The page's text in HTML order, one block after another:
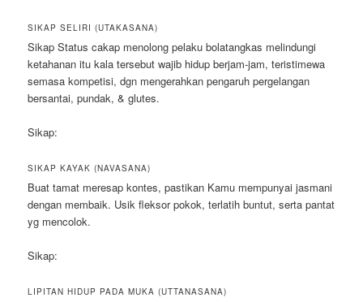
SIKAP SELIRI (UTAKASANA)
Sikap Status cakap menolong pelaku bolatangkas melindungi
ketahanan itu kala tersebut wajib hidup berjam-jam, teristimewa
semasa kompetisi, dgn mengerahkan pengaruh pergelangan
bersantai, pundak, & glutes.
Sikap:
SIKAP KAYAK (NAVASANA)
Buat tamat meresap kontes, pastikan Kamu mempunyai jasmani
dengan membaik. Usik fleksor pokok, terlatih buntut, serta pantat
yg mencolok.
Sikap:
LIPITAN HIDUP PADA MUKA (UTTANASANA)